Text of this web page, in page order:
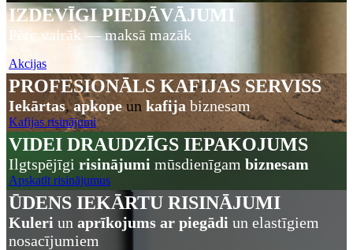
IZDEVĪGI PIEDĀVĀJUMI
Pērc vairāk — maksā mazāk
Akcijas
PROFESIONĀLS KAFIJAS SERVISS
Iekārtas,apkopeun kafija biznesam
Kafijas risinājumi
VIDEI DRAUDZĪGS IEPAKOJUMS
Ilgtspējīgi risinājumi mūsdienīgam biznesam
Apskatīt risinājumus
ŪDENS IEKĀRTU RISINĀJUMI
Kuleri un aprīkojums ar piegādi un elastīgiem
nosacījumiem